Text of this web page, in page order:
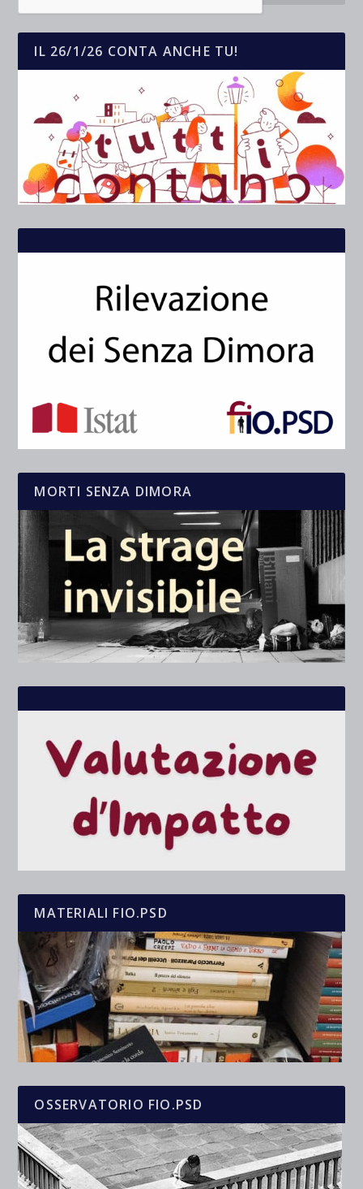
IL 26/1/26 CONTA ANCHE TU!
MORTI SENZA DIMORA
MATERIALI FIO.PSD
OSSERVATORIO FIO.PSD